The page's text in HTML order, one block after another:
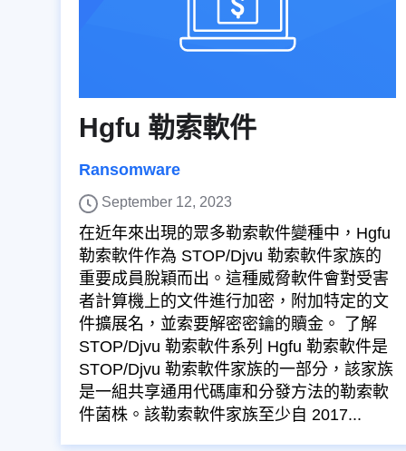
Hgfu 勒索軟件
Ransomware
September 12, 2023
在近年來出現的眾多勒索軟件變種中，Hgfu
勒索軟件作為 STOP/Djvu 勒索軟件家族的
重要成員脫穎而出。這種威脅軟件會對受害
者計算機上的文件進行加密，附加特定的文
件擴展名，並索要解密密鑰的贖金。 了解
STOP/Djvu 勒索軟件系列 Hgfu 勒索軟件是
STOP/Djvu 勒索軟件家族的一部分，該家族
是一組共享通用代碼庫和分發方法的勒索軟
件菌株。該勒索軟件家族至少自 2017...